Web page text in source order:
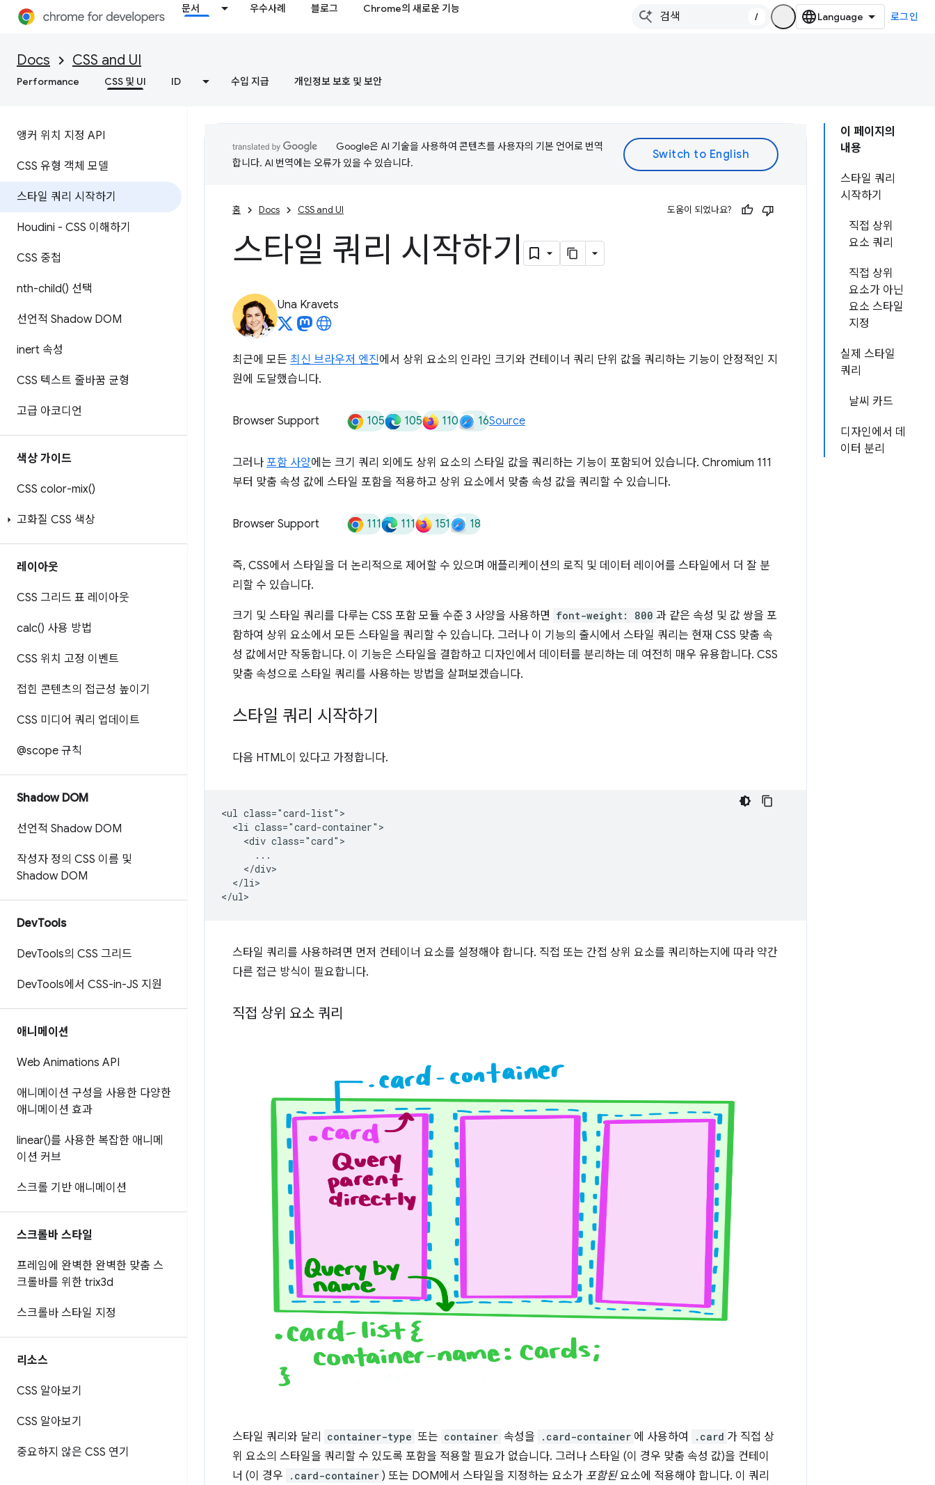
문서 우수사례 블로그 Chrome의 새로운 기능
/ 로그인
Docs CSS and UI
Performance CSS 및 UI ID 수입 지급 개인정보 보호 및 보안
앵커 위치 지정 API
CSS 유형 객체 모델
스타일 쿼리 시작하기
Houdini - CSS 이해하기
CSS 중첩
nth-child() 선택
선언적 Shadow DOM
inert 속성
CSS 텍스트 줄바꿈 균형
고급 아코디언
색상 가이드
CSS color-mix()
고화질 CSS 색상
레이아웃
CSS 그리드 표 레이아웃
calc() 사용 방법
CSS 위치 고정 이벤트
접힌 콘텐츠의 접근성 높이기
CSS 미디어 쿼리 업데이트
@scope 규칙
Shadow DOM
선언적 Shadow DOM
작성자 정의 CSS 이름 및
Shadow DOM
DevTools
DevTools의 CSS 그리드
DevTools에서 CSS-in-JS 지원
애니메이션
Web Animations API
애니메이션 구성을 사용한 다양한
애니메이션 효과
linear()를 사용한 복잡한 애니메
이션 커브
스크롤 기반 애니메이션
스크롤바 스타일
프레임에 완벽한 완벽한 맞춤 스
크롤바를 위한 trix3d
스크롤바 스타일 지정
리소스
CSS 알아보기
CSS 알아보기
중요하지 않은 CSS 연기
이 페이지의
내용
스타일 쿼리
시작하기
직접 상위
요소 쿼리
직접 상위
요소가 아닌
요소 스타일
지정
실제 스타일
쿼리
날씨 카드
디자인에서 데
이터 분리
Google은 AI 기술을 사용하여 콘텐츠를 사용자의 기본 언어로 번역
합니다. AI 번역에는 오류가 있을 수 있습니다.
홈 Docs CSS and UI 도움이 되었나요?
스타일 쿼리 시작하기
Una Kravets
최근에 모든 최신 브라우저 엔진에서 상위 요소의 인라인 크기와 컨테이너 쿼리 단위 값을 쿼리하는 기능이 안정적인 지
원에 도달했습니다.
Browser Support 105 105 110 16Source
그러나 포함 사양에는 크기 쿼리 외에도 상위 요소의 스타일 값을 쿼리하는 기능이 포함되어 있습니다. Chromium 111
부터 맞춤 속성 값에 스타일 포함을 적용하고 상위 요소에서 맞춤 속성 값을 쿼리할 수 있습니다.
Browser Support 111 111 151 18
즉, CSS에서 스타일을 더 논리적으로 제어할 수 있으며 애플리케이션의 로직 및 데이터 레이어를 스타일에서 더 잘 분
리할 수 있습니다.
크기 및 스타일 쿼리를 다루는 CSS 포함 모듈 수준 3 사양을 사용하면 font-weight: 800 과 같은 속성 및 값 쌍을 포
함하여 상위 요소에서 모든 스타일을 쿼리할 수 있습니다. 그러나 이 기능의 출시에서 스타일 쿼리는 현재 CSS 맞춤 속
성 값에서만 작동합니다. 이 기능은 스타일을 결합하고 디자인에서 데이터를 분리하는 데 여전히 매우 유용합니다. CSS
맞춤 속성으로 스타일 쿼리를 사용하는 방법을 살펴보겠습니다.
스타일 쿼리 시작하기
다음 HTML이 있다고 가정합니다.
<ul class="card-list">
  <li class="card-container">
    <div class="card">
      ...
    </div>
  </li>
스타일 쿼리를 사용하려면 먼저 컨테이너 요소를 설정해야 합니다. 직접 또는 간접 상위 요소를 쿼리하는지에 따라 약간
다른 접근 방식이 필요합니다.
직접 상위 요소 쿼리
스타일 쿼리와 달리 container-type 또는 container 속성을 .card-container 에 사용하여 .card 가 직접 상
위 요소의 스타일을 쿼리할 수 있도록 포함을 적용할 필요가 없습니다. 그러나 스타일 (이 경우 맞춤 속성 값)을 컨테이
너 (이 경우
.card-container ) 또는 DOM에서 스타일을 지정하는 요소가 포함된요소에 적용해야 합니다. 이 쿼리